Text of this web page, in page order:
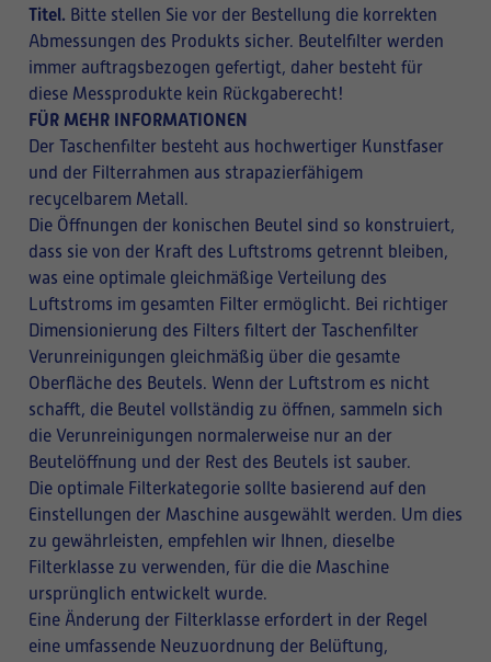
Titel. Bitte stellen Sie vor der Bestellung die korrekten
Abmessungen des Produkts sicher. Beutelfilter werden
immer auftragsbezogen gefertigt, daher besteht für
diese Messprodukte kein Rückgaberecht!
FÜR MEHR INFORMATIONEN
Der Taschenfilter besteht aus hochwertiger Kunstfaser
und der Filterrahmen aus strapazierfähigem
recycelbarem Metall.
Die Öffnungen der konischen Beutel sind so konstruiert,
dass sie von der Kraft des Luftstroms getrennt bleiben,
was eine optimale gleichmäßige Verteilung des
Luftstroms im gesamten Filter ermöglicht. Bei richtiger
Dimensionierung des Filters filtert der Taschenfilter
Verunreinigungen gleichmäßig über die gesamte
Oberfläche des Beutels. Wenn der Luftstrom es nicht
schafft, die Beutel vollständig zu öffnen, sammeln sich
die Verunreinigungen normalerweise nur an der
Beutelöffnung und der Rest des Beutels ist sauber.
Die optimale Filterkategorie sollte basierend auf den
Einstellungen der Maschine ausgewählt werden. Um dies
zu gewährleisten, empfehlen wir Ihnen, dieselbe
Filterklasse zu verwenden, für die die Maschine
ursprünglich entwickelt wurde.
Eine Änderung der Filterklasse erfordert in der Regel
eine umfassende Neuzuordnung der Belüftung,